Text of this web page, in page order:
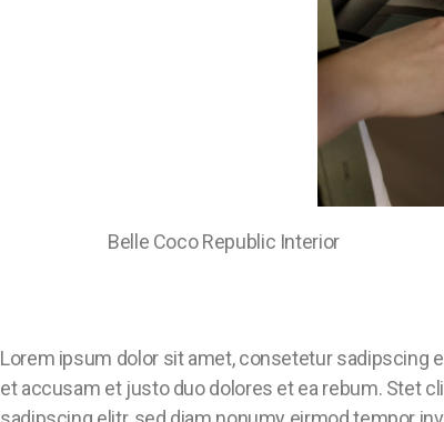
Belle Coco Republic Interior
Lorem ipsum dolor sit amet, consetetur sadipscing
et accusam et justo duo dolores et ea rebum. Stet